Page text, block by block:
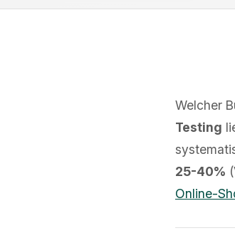
Welcher
Testing
25-40%
Online-